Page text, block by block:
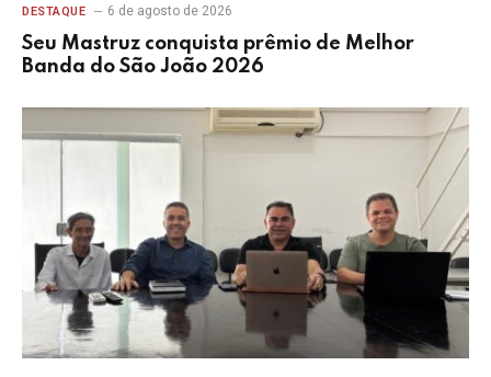
DESTAQUE 6 de agosto de 2026
Seu Mastruz conquista prêmio de Melhor
Banda do São João 2026